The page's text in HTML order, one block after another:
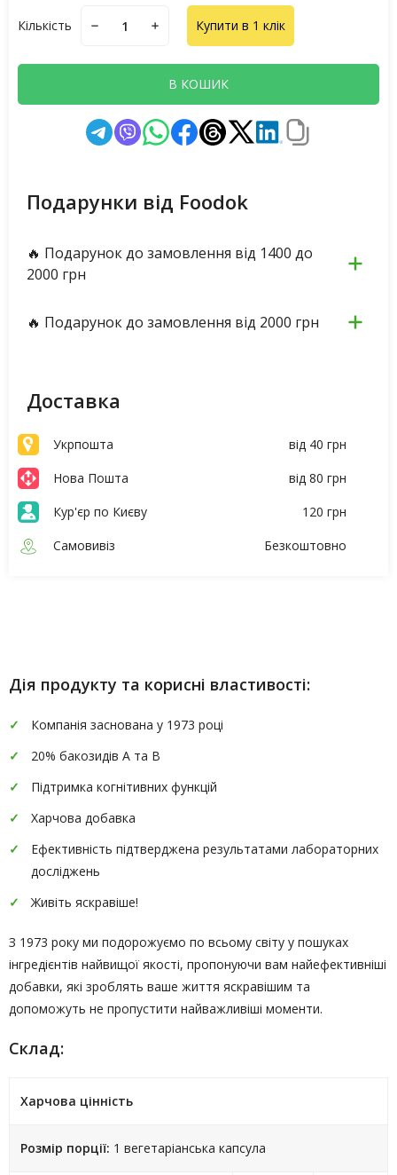
Кількість Купити в 1 клік
В КОШИК
Подарунки від Foodok
🔥 Подарунок до замовлення від 1400 до
2000 грн
🔥 Подарунок до замовлення від 2000 грн
Доставка
Укрпошта
від 40 грн
Нова Пошта
від 80 грн
Кур'єр по Києву
120 грн
Самовивіз
Безкоштовно
Дія продукту та корисні властивості:
Компанія заснована у 1973 році
20% бакозидів A та B
Підтримка когнітивних функцій
Харчова добавка
Ефективність підтверджена результатами лабораторних
досліджень
Живіть яскравіше!
З 1973 року ми подорожуємо по всьому світу у пошуках
інгредієнтів найвищої якості, пропонуючи вам найефективніші
добавки, які зроблять ваше життя яскравішим та
допоможуть не пропустити найважливіші моменти.
Склад:
Харчова цінність
Розмір порції: 1 вегетаріанська капсула